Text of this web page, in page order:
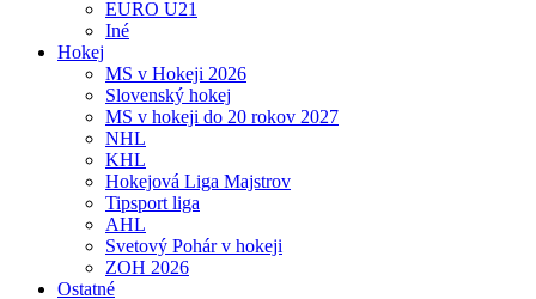
EURO U21
Iné
Hokej
MS v Hokeji 2026
Slovenský hokej
MS v hokeji do 20 rokov 2027
NHL
KHL
Hokejová Liga Majstrov
Tipsport liga
AHL
Svetový Pohár v hokeji
ZOH 2026
Ostatné